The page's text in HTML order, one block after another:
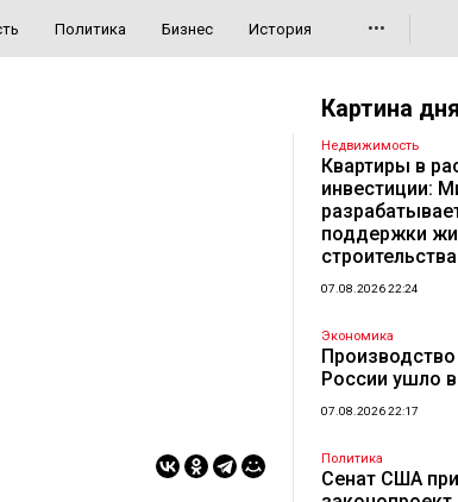
Политика Бизнес История •••
Картина дня
Недвижимость
Квартиры в
инвестиции:
поддержки
строительства
07.08.2026 22:24
Экономика
России ушло
07.08.2026 22:17
Политика
Сенат США